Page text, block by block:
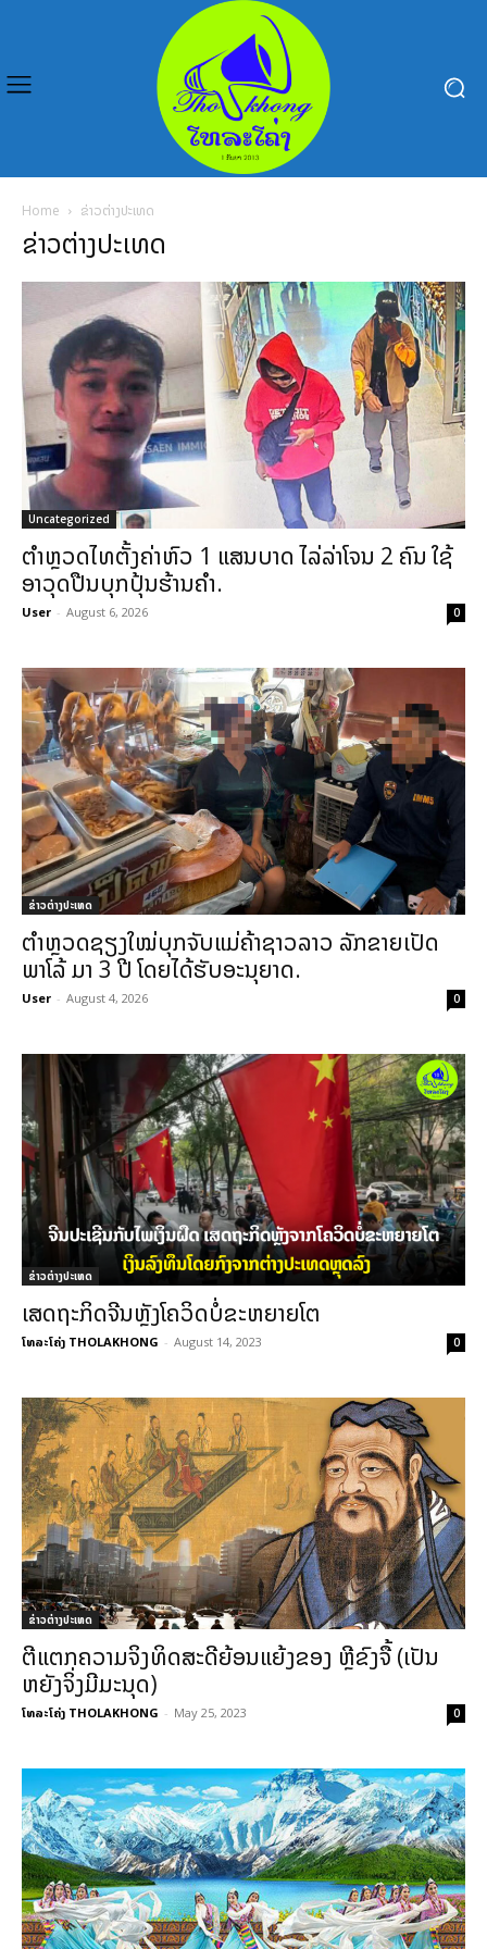
Home ຂ່າວຕ່າງປະເທດ
ຂ່າວຕ່າງປະເທດ
Uncategorized
ຕຳຫຼວດໄທຕັ້ງຄ່າຫົວ 1 ແສນບາດ ໄລ່ລ່າໂຈນ 2 ຄົນ ໃຊ້
ອາວຸດປືນບຸກປຸ້ນຮ້ານຄຳ.
User - August 6, 2026 0
ຂ່າວຕ່າງປະເທດ
ຕຳຫຼວດຊຽງໃໝ່ບຸກຈັບແມ່ຄ້າຊາວລາວ ລັກຂາຍເປັດ
ພາໂລ້ ມາ 3 ປີ ໂດຍໄດ້ຮັບອະນຸຍາດ.
User - August 4, 2026 0
ຂ່າວຕ່າງປະເທດ
ເສດຖະກິດຈີນຫຼັງໂຄວິດບໍ່ຂະຫຍາຍໂຕ
ໂທລະໂຄ່ງ THOLAKHONG - August 14, 2023 0
ຂ່າວຕ່າງປະເທດ
ຕີແຕກຄວາມຈິງທິດສະດີຍ້ອນແຍ້ງຂອງ ຫຼີຂົງຈື້ (ເປັນ
ຫຍັງຈິ່ງມີມະນຸດ)
ໂທລະໂຄ່ງ THOLAKHONG - May 25, 2023 0